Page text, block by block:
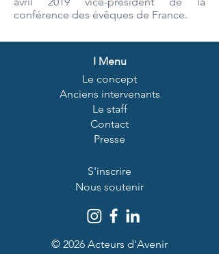
conférence des évêques de France.
I Menu
Le concept
Anciens intervenants
Le staff
Contact
Presse
S'inscrire
Nous soutenir
© 2026 Acteurs d'Avenir